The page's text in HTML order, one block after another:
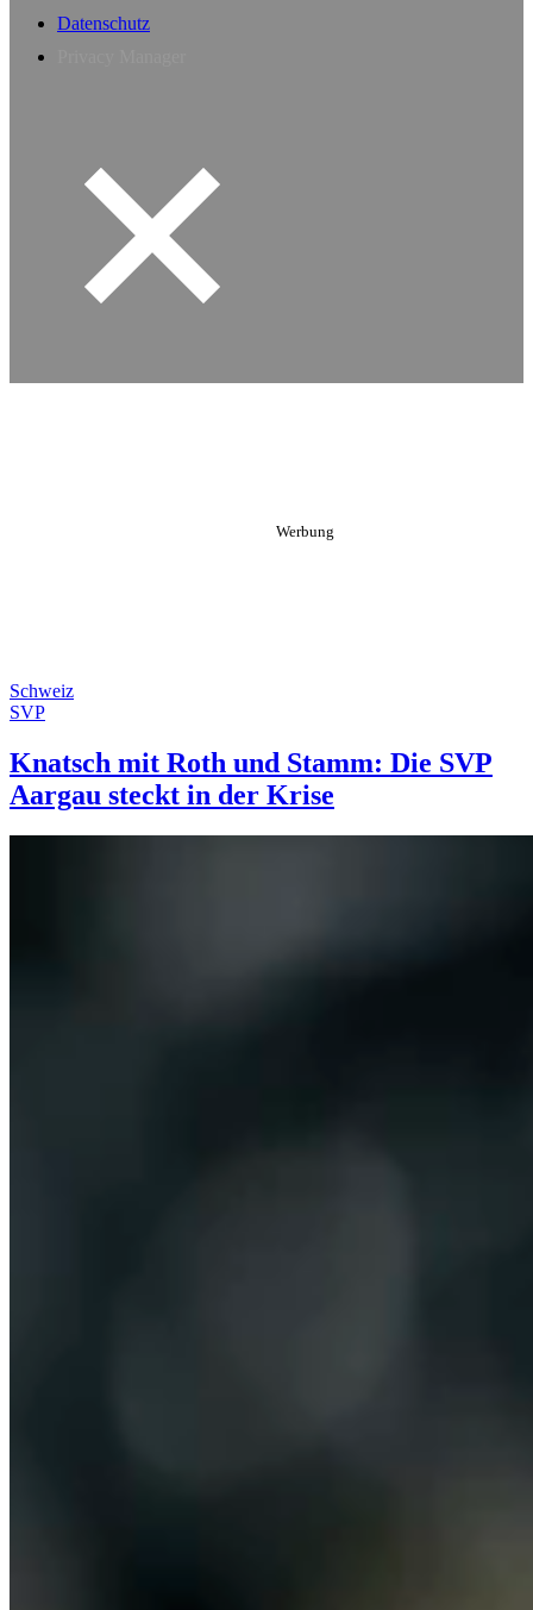
Datenschutz
Schweiz
SVP
Knatsch mit Roth und Stamm: Die SVP
Aargau steckt in der Krise